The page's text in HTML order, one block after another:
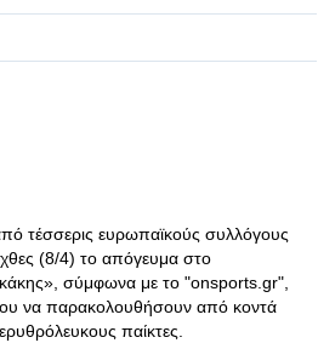
τέσσερις ευρωπαϊκούς συλλόγους
(8/4) το απόγευμα στο
σύμφωνα με το "onsports.gr",
να παρακολουθήσουν από κοντά
παίκτες.